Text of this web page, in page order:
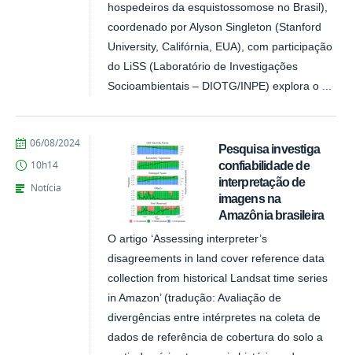
hospedeiros da esquistossomose no Brasil),
coordenado por Alyson Singleton (Stanford
University, Califórnia, EUA), com participação
do LiSS (Laboratório de Investigações
Socioambientais – DIOTG/INPE) explora o ...
Pesquisa investiga
confiabilidade de
interpretação de
imagens na
Amazônia brasileira
O artigo ‘Assessing interpreter’s
disagreements in land cover reference data
collection from historical Landsat time series
in Amazon’ (tradução: Avaliação de
divergências entre intérpretes na coleta de
dados de referência de cobertura do solo a
publicado
06/08/2024
10h14
Notícia